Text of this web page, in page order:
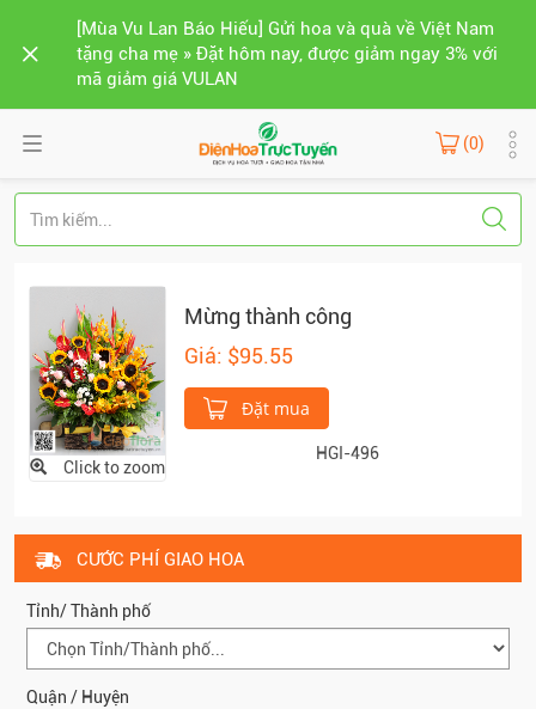
[Mùa Vu Lan Báo Hiếu] Gửi hoa và quà về Việt Nam
tặng cha mẹ » Đặt hôm nay, được giảm ngay 3% với
mã giảm giá VULAN
(0)
Click to zoom
Mừng thành công
Giá: $95.55
Đặt mua
HGI-496
CƯỚC PHÍ GIAO HOA
Tỉnh/ Thành phố
Quận / Huyện